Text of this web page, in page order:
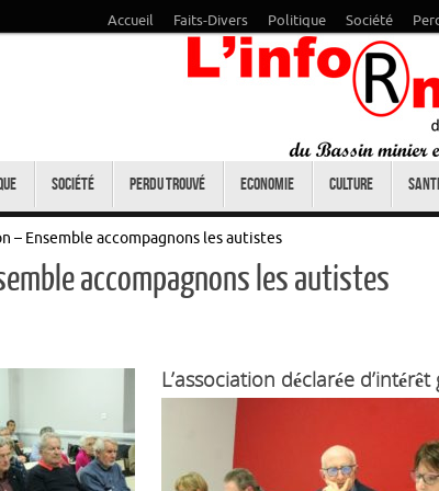
Accueil Faits-Divers Politique Société
Société Perdu trouvé Economie Culture
– Ensemble accompagnons les autistes
accompagnons les autistes
L’association déclarée d’intérêt